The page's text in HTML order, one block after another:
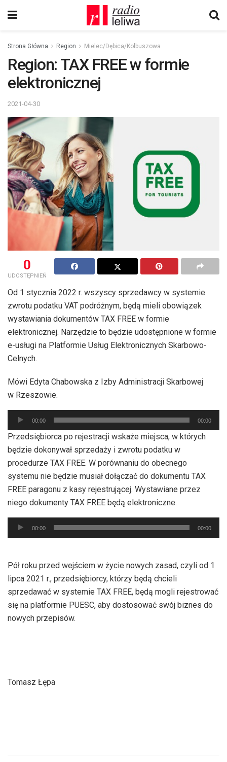
Strona Główna Region Mielec/Dębica/Kolbuszowa
Region: TAX FREE w formie
elektronicznej
2021-04-30
0
UDOSTĘPNIEŃ
Od 1 stycznia 2022 r. wszyscy sprzedawcy w systemie
zwrotu podatku VAT podróżnym, będą mieli obowiązek
wystawiania dokumentów TAX FREE w formie
elektronicznej. Narzędzie to będzie udostępnione w formie
e-usługi na Platformie Usług Elektronicznych Skarbowo-
Celnych.
Mówi Edyta Chabowska z Izby Administracji Skarbowej
w Rzeszowie.
Odtwarzacz
plików
dźwiękowych
00:00 00:00
Przedsiębiorca po rejestracji wskaże miejsca, w których
będzie dokonywał sprzedaży i zwrotu podatku w
procedurze TAX FREE. W porównaniu do obecnego
systemu nie będzie musiał dołączać do dokumentu TAX
FREE paragonu z kasy rejestrującej. Wystawiane przez
niego dokumenty TAX FREE będą elektroniczne.
Odtwarzacz
plików
00:00 00:00
Pół roku przed wejściem w życie nowych zasad, czyli od 1
lipca 2021 r., przedsiębiorcy, którzy będą chcieli
sprzedawać w systemie TAX FREE, będą mogli rejestrować
się na platformie PUESC, aby dostosować swój biznes do
nowych przepisów.
Tomasz Łępa